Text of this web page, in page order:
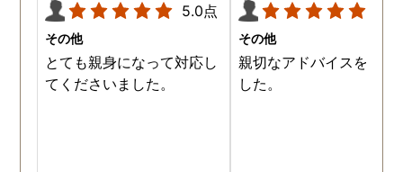
5.0点
その他
とても親身になって対応し
てくださいました。
その他
親切なアドバイスを頂き
した。